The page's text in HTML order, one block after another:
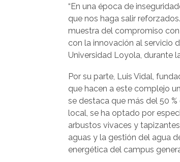
“En una época de
que nos haga salir
muestra del compromiso
con la innovación al servicio
Universidad Loyola, durante
Por su parte, Luis Vidal,
que hacen a este complejo
se destaca que más del 50
local, se ha optado por
arbustos vivaces y
aguas y la gestión del agua
energética del campus